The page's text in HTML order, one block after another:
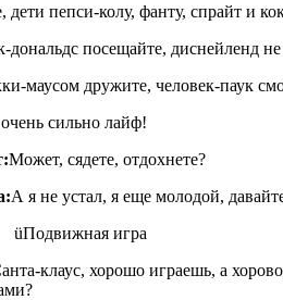
дети пепси-колу, фанту, спрайт и
посещайте, диснейленд не
маусом дружите, человек-паук
сильно лайф!
Может, сядете, отдохнете?
А я не устал, я еще молодой,
üПодвижная игра
клаус, хорошо играешь, а